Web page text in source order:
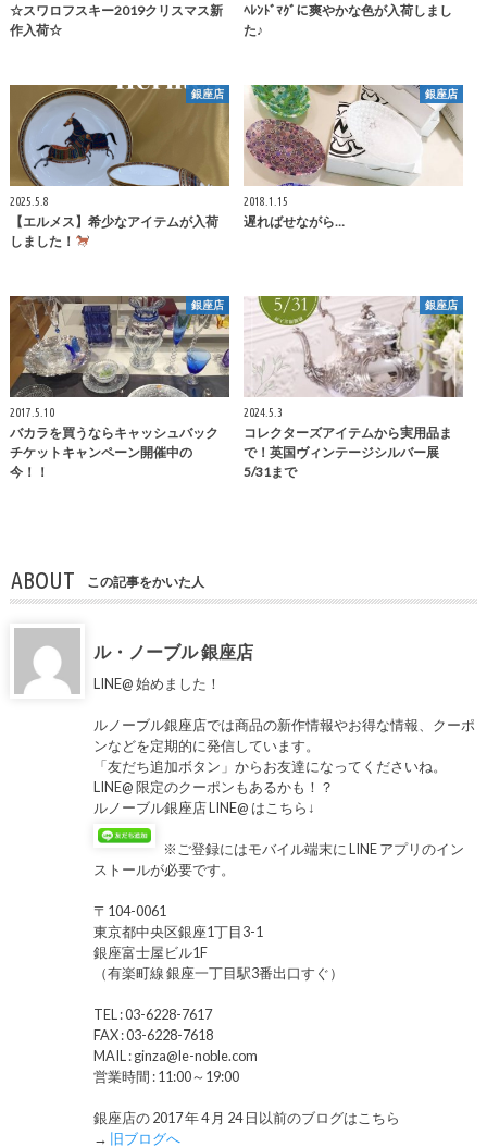
☆スワロフスキー2019クリスマス新
作入荷☆
ﾍﾚﾝﾄﾞﾏｸﾞに爽やかな色が入荷しまし
た♪
銀座店
2025.5.8
【エルメス】希少なアイテムが入荷
しました！
銀座店
2018.1.15
遅ればせながら…
銀座店
2017.5.10
バカラを買うならキャッシュバック
チケットキャンペーン開催中の
今！！
銀座店
2024.5.3
コレクターズアイテムから実用品ま
で！英国ヴィンテージシルバー展
5/31まで
ABOUT この記事をかいた人
ル・ノーブル 銀座店
LINE@ 始めました！
ルノーブル銀座店では商品の新作情報やお得な情報、クーポ
ンなどを定期的に発信しています。
「友だち追加ボタン」からお友達になってくださいね。
LINE@ 限定のクーポンもあるかも！？
ルノーブル銀座店 LINE@ はこちら↓
※ご登録にはモバイル端末に LINE アプリのイン
ストールが必要です。
〒104-0061
東京都中央区銀座1丁目3-1
銀座富士屋ビル1F
（有楽町線 銀座一丁目駅3番出口すぐ）
TEL : 03-6228-7617
FAX : 03-6228-7618
MAIL : ginza@le-noble.com
営業時間 : 11:00～19:00
銀座店の 2017 年 4 月 24 日以前のブログはこちら
→ 旧ブログへ